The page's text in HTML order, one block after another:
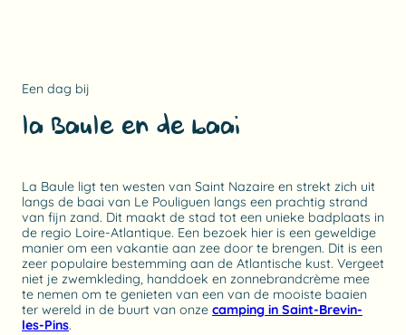
Een dag bij
la Baule en de baai
La Baule ligt ten westen van Saint Nazaire en strekt zich uit
langs de baai van Le Pouliguen langs een prachtig strand
van fijn zand. Dit maakt de stad tot een unieke badplaats in
de regio Loire-Atlantique. Een bezoek hier is een geweldige
manier om een vakantie aan zee door te brengen. Dit is een
zeer populaire bestemming aan de Atlantische kust. Vergeet
niet je zwemkleding, handdoek en zonnebrandcrème mee
te nemen om te genieten van een van de mooiste baaien
ter wereld in de buurt van onze camping in Saint-Brevin-
les-Pins.